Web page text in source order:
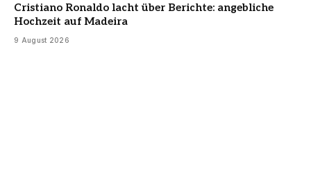
Cristiano Ronaldo lacht über Berichte: angebliche
Hochzeit auf Madeira
9 August 2026